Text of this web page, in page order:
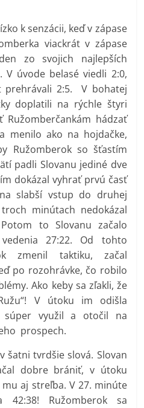
k senzácii, keď v zápase
viackrát v zápase
zo svojich najlepších
V úvode belasé viedli 2:0,
2:5. V bohatej
doplatili na rýchle štyri
hádzať
menilo ako na hojdačke,
Ružomberok so šťastím
padli Slovanu jediné dve
dokázal vyhrať prvú časť
slabší vstup do druhej
minútach nedokázal
to Slovanu začalo
27:22. Od tohto
zmenil taktiku, začal
po rozohrávke, čo robilo
Ako keby sa zľakli, že
V útoku im odišla
súper využil a otočil na
prospech.
šatni tvrdšie slová. Slovan
dobre brániť, v útoku
aj streľba. V 27. minúte
42:38! Ružomberok sa